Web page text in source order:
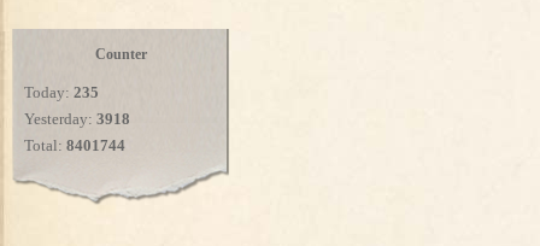
Counter
Today: 235
Yesterday: 3918
Total: 8401744